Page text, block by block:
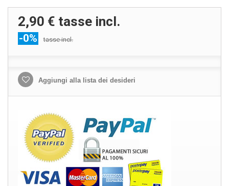
2,90 € tasse incl.
-0% tasse incl.
Aggiungi alla lista dei desideri